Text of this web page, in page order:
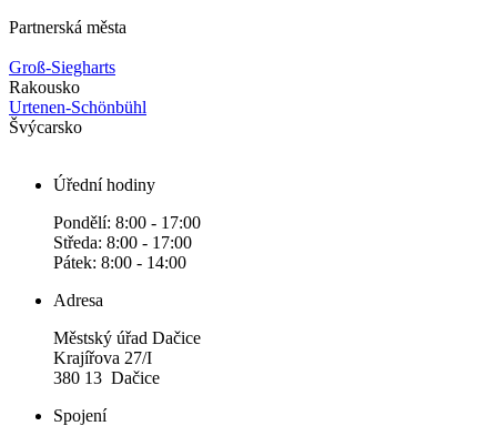
Partnerská města
Groß-Siegharts
Rakousko
Urtenen-Schönbühl
Švýcarsko
Úřední hodiny
Pondělí: 8:00 - 17:00
Středa: 8:00 - 17:00
Pátek: 8:00 - 14:00
Adresa
Městský úřad Dačice
Krajířova 27/I
380 13 Dačice
Spojení